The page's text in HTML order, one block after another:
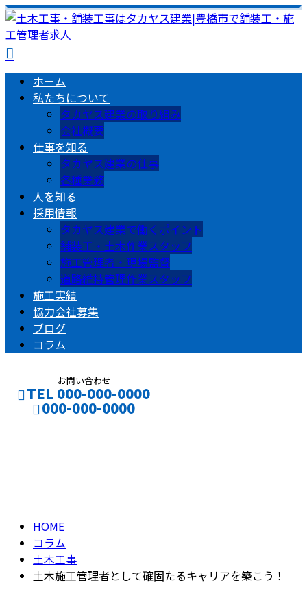
ホーム
私たちについて
タカヤス建業の取り組み
会社概要
仕事を知る
タカヤス建業の仕事
各種業務
人を知る
採用情報
タカヤス建業で働くポイント
舗装工・土木作業スタッフ
施工管理者・現場監督
道路維持管理作業スタッフ
施工実績
協力会社募集
ブログ
コラム
お問い合わせ
TEL 000-000-0000
000-000-0000
HOME
コラム
土木工事
土木施工管理者として確固たるキャリアを築こう！